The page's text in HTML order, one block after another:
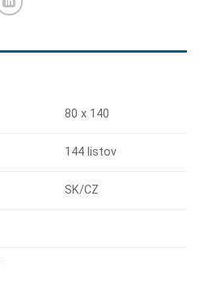
80 x 140
144 listov
SK/CZ